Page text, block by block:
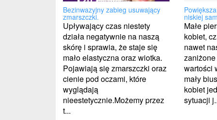
Bezinwazyjny zabieg usuwający
zmarszczki.
Upływający czas niestety
działa negatywnie na naszą
skórę i sprawia, że staje się
mało elastyczna oraz wiotka.
Pojawiają się zmarszczki oraz
cienie pod oczami, które
wyglądają
nieestetycznie.Możemy przez
t...
niskiej
Małe
kobiet,
nawet
wartości
mały
kobiet
sytuacji